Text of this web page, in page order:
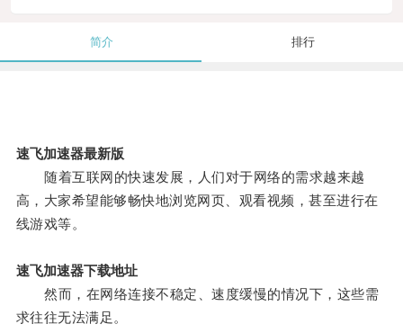
简介 排行
速飞加速器最新版
随着互联网的快速发展，人们对于网络的需求越来越
高，大家希望能够畅快地浏览网页、观看视频，甚至进行在
线游戏等。
速飞加速器下载地址
然而，在网络连接不稳定、速度缓慢的情况下，这些需
求往往无法满足。